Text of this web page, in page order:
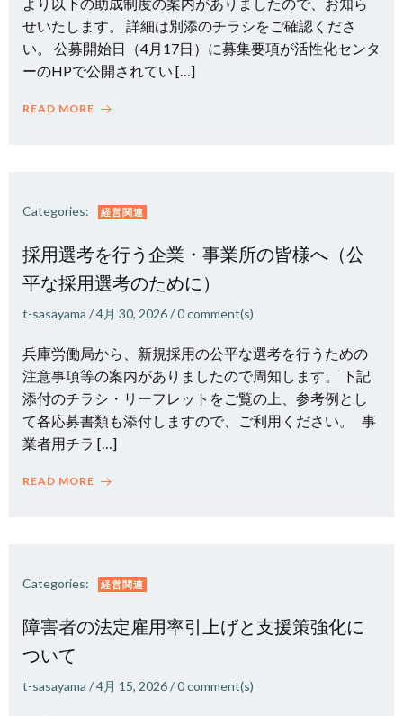
せいたします。 詳細は別添のチラシをご確認くださ
い。 公募開始日（4月17日）に募集要項が活性化センタ
ーのHPで公開されてい […]
READ MORE
Categories: 経営関連
採用選考を行う企業・事業所の皆様へ（公
平な採用選考のために）
t-sasayama /4月 30, 2026/0comment(s)
兵庫労働局から、新規採用の公平な選考を行うための
注意事項等の案内がありましたので周知します。 下記
添付のチラシ・リーフレットをご覧の上、参考例とし
て各応募書類も添付しますので、ご利用ください。 事
業者用チラ […]
READ MORE
Categories: 経営関連
障害者の法定雇用率引上げと支援策強化に
ついて
t-sasayama /4月 15, 2026/0comment(s)